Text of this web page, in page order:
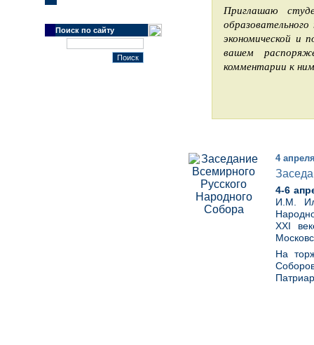
Поиск по сайту
Приглашаю
экономической и
вашем
комментарии к
4
4-6
И.М.
XXI
На